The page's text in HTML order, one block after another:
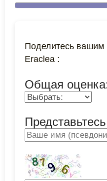
Поделитесь вашим
Eraclea :
Общая